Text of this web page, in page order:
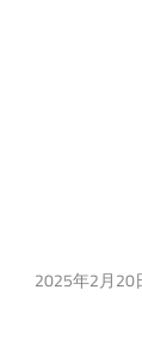
2025年2月20